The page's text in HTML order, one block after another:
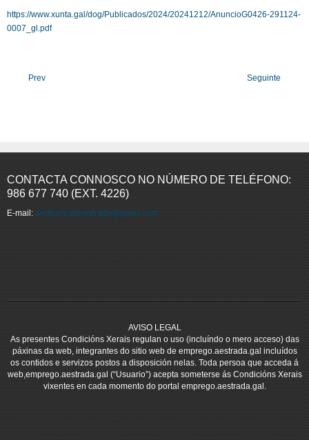
https://www.xunta.gal/dog/Publicados/2024/20241212/AnuncioG0426-291124-
0007_gl.pdf
Prev Seguinte
CONTACTA CONNOSCO NO NÚMERO DE TELÉFONO:
986 677 740 (EXT. 4226)
E-mail: aedlconcelloestrada@gmail.com
AVISO LEGAL
As presentes Condicións Xerais regulan o uso (incluíndo o mero acceso) das
páxinas da web, integrantes do sitio web de emprego.aestrada.gal incluídos
os contidos e servizos postos a disposición nelas. Toda persoa que acceda á
web,emprego.aestrada.gal (“Usuario”) acepta someterse ás Condicións Xerais
vixentes en cada momento do portal emprego.aestrada.gal.